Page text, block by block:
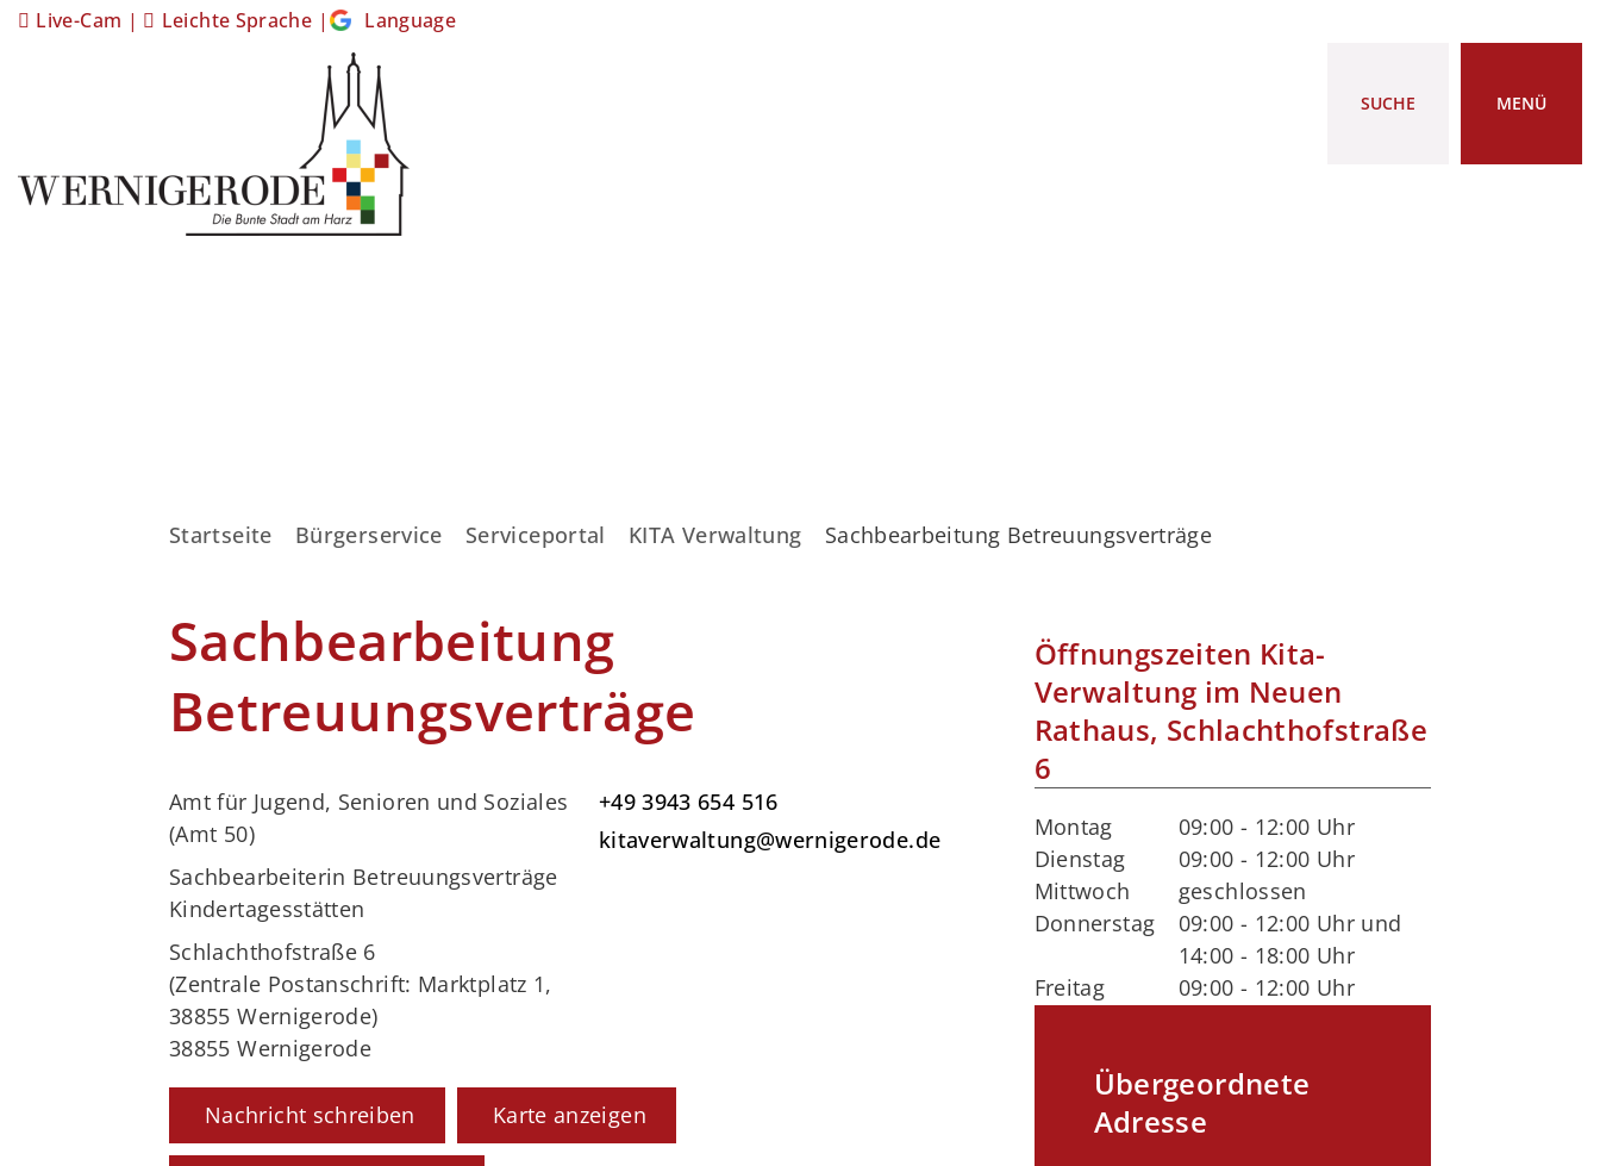
Live-Cam | Leichte Sprache | Language
SUCHE MENÜ
Startseite Bürgerservice Serviceportal KITA Verwaltung Sachbearbeitung Betreuungsverträge
Sachbearbeitung
Betreuungsverträge
Amt für Jugend, Senioren und Soziales
(Amt 50)
Sachbearbeiterin Betreuungsverträge
Kindertagesstätten
Schlachthofstraße 6
(Zentrale Postanschrift: Marktplatz 1,
38855 Wernigerode)
38855 Wernigerode
+49 3943 654 516
kitaverwaltung@wernigerode.de
Nachricht schreiben Karte anzeigen
Öffnungszeiten Kita-
Verwaltung im Neuen
Rathaus, Schlachthofstraße
6
Montag
09:00 - 12:00 Uhr
Dienstag
09:00 - 12:00 Uhr
Mittwoch
geschlossen
Donnerstag
09:00 - 12:00 Uhr und
14:00 - 18:00 Uhr
Freitag
09:00 - 12:00 Uhr
Übergeordnete
Adresse